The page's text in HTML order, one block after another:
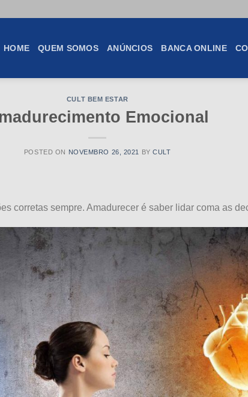
HOME QUEM SOMOS ANÚNCIOS BANCA ONLINE
CULT BEM ESTAR
Emocional
POSTED ON NOVEMBRO 26, 2021 BYCULT
corretas sempre. Amadurecer é saber lidar coma as